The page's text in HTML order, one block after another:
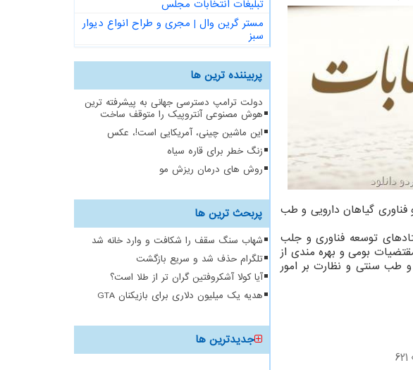
فناوری گیاهان دارویی و طب
توسعه فناوری و جلب
بومی و بهره مندی از
و طب سنتی و نظارت بر امور
621
تبلیغات انتخابات مجلس
مستر گرین وال | مجری و طراح انواع دیوار
سبز
پربیننده ترین ها
دولت ترامپ دسترسی جهانی به پیشرفته ترین
هوش مصنوعی آنتروپیک را متوقف ساخت
این ماشین چینی، آمریکایی است!، عکس
زنگ خطر برای قاره سیاه
روش های درمان ریزش مو
پربحث ترین ها
شهاب سنگ سقف را شکافت و وارد خانه شد
تلگرام حذف شد و سریع بازگشت
آیا کولا آشکروفتین گران تر از طلا است؟
هدیه یک میلیون دلاری برای بازیکنان GTA
جدیدترین ها